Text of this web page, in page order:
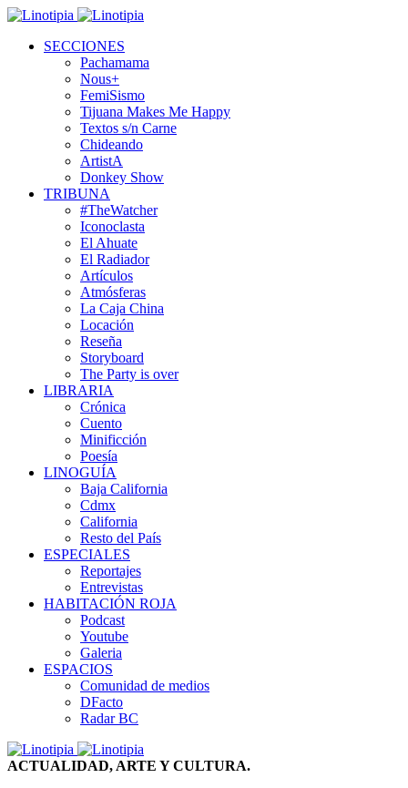
SECCIONES
Pachamama
Nous+
FemiSismo
Tijuana Makes Me Happy
Textos s/n Carne
Chideando
ArtistA
Donkey Show
TRIBUNA
#TheWatcher
Iconoclasta
El Ahuate
El Radiador
Artículos
Atmósferas
La Caja China
Locación
Reseña
Storyboard
The Party is over
LIBRARIA
Crónica
Cuento
Minificción
Poesía
LINOGUÍA
Baja California
Cdmx
California
Resto del País
ESPECIALES
Reportajes
Entrevistas
HABITACIÓN ROJA
Podcast
Youtube
Galeria
ESPACIOS
Comunidad de medios
DFacto
Radar BC
ACTUALIDAD, ARTE Y CULTURA.